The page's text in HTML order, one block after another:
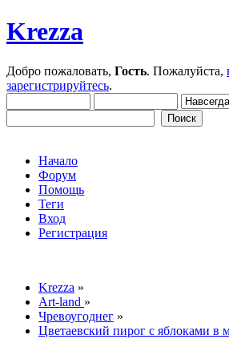
Krezza
Добро пожаловать, Гость. Пожалуйста,
зарегистрируйтесь.
Начало
Форум
Помощь
Теги
Вход
Регистрация
Krezza »
Art-land »
Чревоугоднег »
Цветаевский пирог с яблоками в